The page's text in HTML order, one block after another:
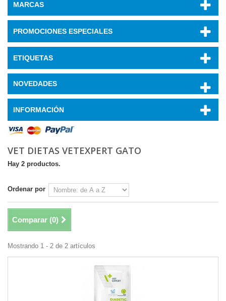
MARCAS
PROMOCIONES ESPECIALES
ETIQUETAS
NOVEDADES
INFORMACIÓN
VET DIETAS VETEXPERT GATO
Hay 2 productos.
Ordenar por
Comparar (0)
Mostrando 1 - 2 de 2 artículos